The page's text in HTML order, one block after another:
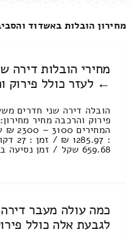
מחירון הובלות באשדוד
מחירי הובלות דירה
← לעזר כולל פירוק
הובלה דירה שני חדרים
659.68 שקל / זמן נסיעה בין ערים 55 דקות [...]
כמה עולה מעבר
לגבעת אלה כולל